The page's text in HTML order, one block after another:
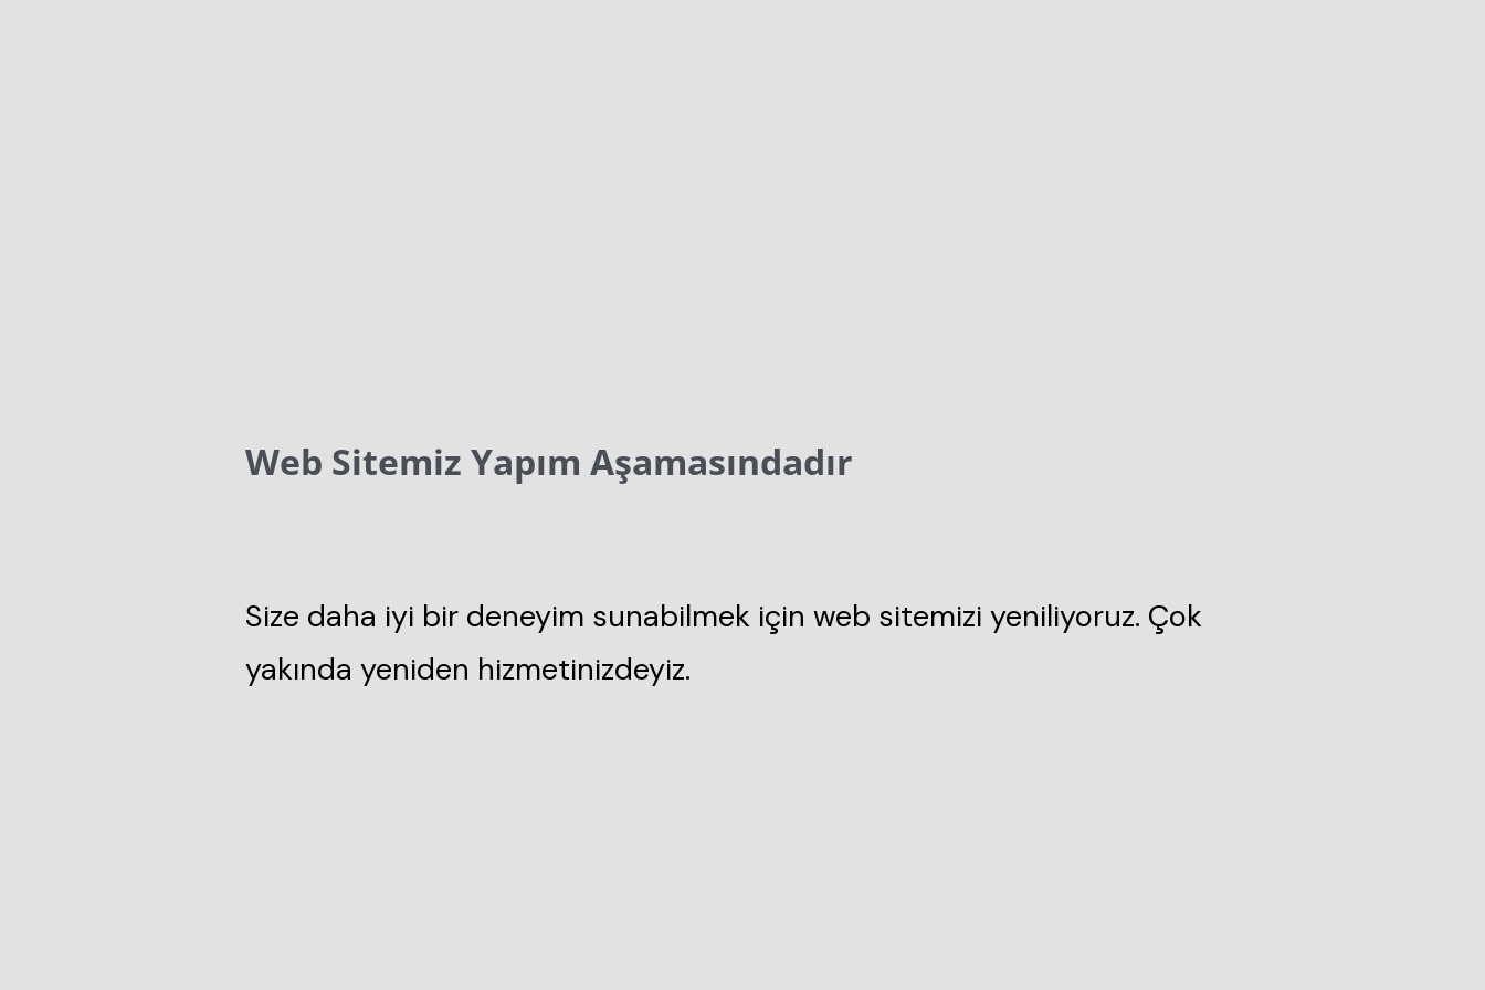
Web Sitemiz Yapım Aşamasındadır
Size daha iyi bir deneyim sunabilmek için web sitemizi yeniliyoruz. Çok
yakında yeniden hizmetinizdeyiz.